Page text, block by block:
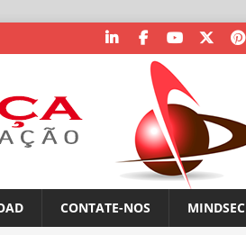
CONTATE-NOS MINDSEC